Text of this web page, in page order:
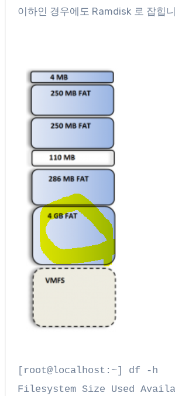
이하인 경우에도 Ramdisk 로 잡힙
[root@localhost:~] df -h
Filesystem Size Used